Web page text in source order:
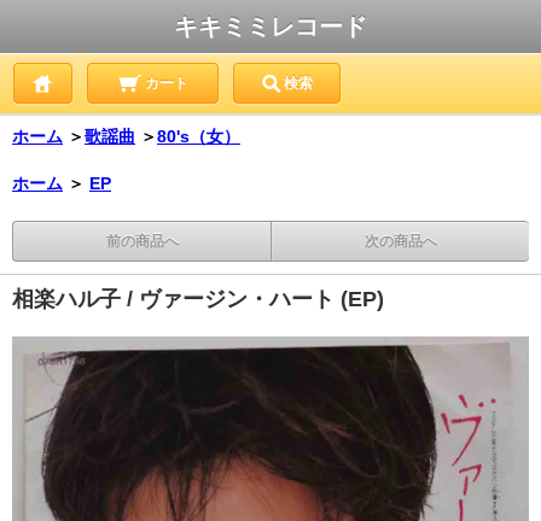
キキミミレコード
カート 検索
ホーム ＞歌謡曲 ＞80's（女）
ホーム ＞ EP
前の商品へ 次の商品へ
相楽ハル子 / ヴァージン・ハート (EP)